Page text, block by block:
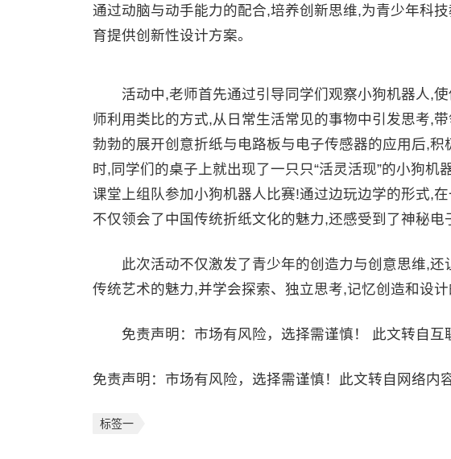
通过动脑与动手能力的配合,培养创新思维,为青少年科
育提供创新性设计方案。
活动中,老师首先通过引导同学们观察小狗机器人,使
师利用类比的方式,从日常生活常见的事物中引发思考,
勃勃的展开创意折纸与电路板与电子传感器的应用后,
时,同学们的桌子上就出现了一只只“活灵活现”的小狗
课堂上组队参加小狗机器人比赛!通过边玩边学的形式,
不仅领会了中国传统折纸文化的魅力,还感受到了神秘电
此次活动不仅激发了青少年的创造力与创意思维,还
传统艺术的魅力,并学会探索、独立思考,记忆创造和设计
免责声明：市场有风险，选择需谨慎！ 此文转自互
免责声明：市场有风险，选择需谨慎！此文转自网络内
标签一